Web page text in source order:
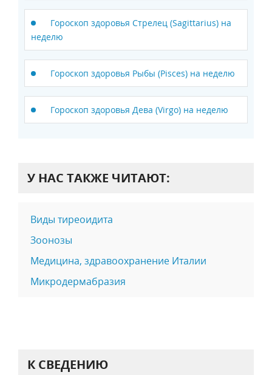
Гороскоп здоровья Стрелец (Sagittarius) на
неделю
Гороскоп здоровья Рыбы (Pisces) на неделю
Гороскоп здоровья Дева (Virgo) на неделю
У НАС ТАКЖЕ ЧИТАЮТ:
Виды тиреоидита
Зоонозы
Медицина, здравоохранение Италии
Микродермабразия
К СВЕДЕНИЮ